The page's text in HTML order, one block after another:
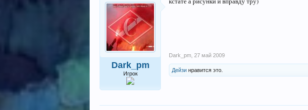
Dark_pm
Игрок
Dark_pm 27 май 2009
Дейзи нравится это.